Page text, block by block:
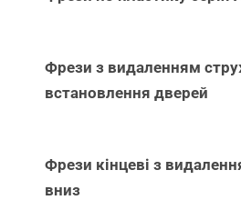
Фрези з видаленням
встановлення дверей
Фрези кінцеві з
вниз